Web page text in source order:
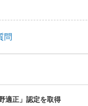
問
適正」認定を取得